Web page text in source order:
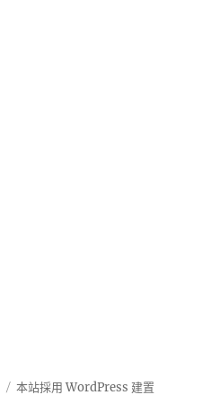
本站採用 WordPress 建置